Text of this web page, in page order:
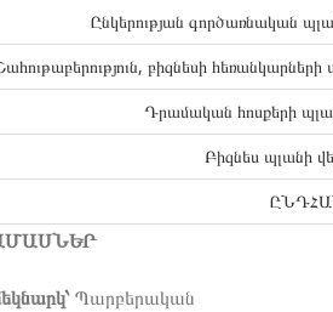
Ընկերության գործառնական
բիզնեսի
Դրամական հոսքերի
Բիզնես պլանի
Պարբերական